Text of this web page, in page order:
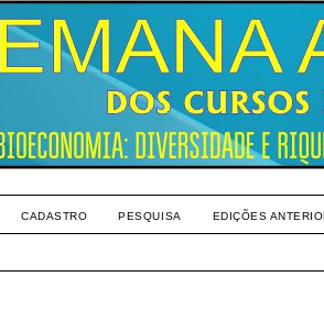
CADASTRO PESQUISA EDIÇÕES